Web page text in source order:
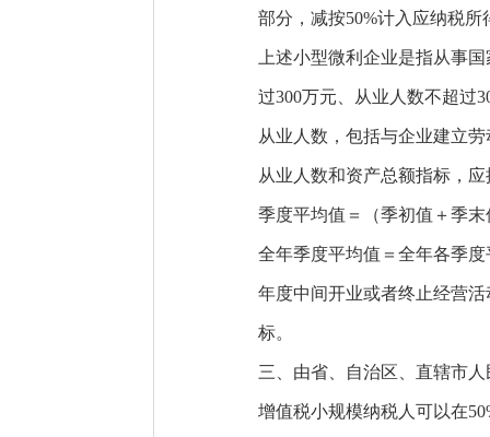
部分，减按50%计入应纳税
上述小型微利企业是指从事
过300万元、从业人数不超过
从业人数，包括与企业建立
从业人数和资产总额指标，
季度平均值＝（季初值＋季末
全年季度平均值＝全年各季
年度中间开业或者终止经营
标。
三、由省、自治区、直辖市
增值税小规模纳税人可以在